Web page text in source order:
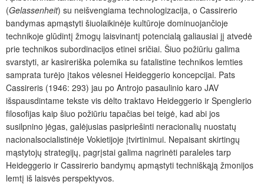
(Gelassenheit) su neišvengiama technologizacija, o Cassirerio
bandymas apmąstyti šiuolaikinėje kultūroje dominuojančioje
technikoje glūdintį žmogų laisvinantį potencialą galiausiai jį atvedė
prie technikos subordinacijos etinei sričiai. Šiuo požiūriu galima
svarstyti, ar kasireriška polemika su fatalistine technikos lemties
samprata turėjo įtakos vėlesnei Heideggerio koncepcijai. Pats
Cassireris (1946: 293) jau po Antrojo pasaulinio karo JAV
išspausdintame tekste vis dėlto traktavo Heideggerio ir Spenglerio
filosofijas kaip šiuo požiūriu tapačias bei teigė, kad abi jos
susilpnino jėgas, galėjusias pasipriešinti neracionalių nuostatų
nacionalsocialistinėje Vokietijoje įtvirtinimui. Nepaisant skirtingų
mąstytojų strategijų, pagrįstai galima nagrinėti paraleles tarp
Heideggerio ir Cassirerio bandymų apmąstyti techniškąją žmonijos
lemtį iš laisvės perspektyvos.